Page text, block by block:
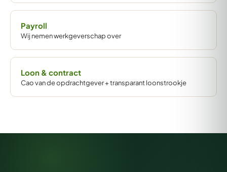
Payroll
Wij nemen werkgeverschap over
Loon & contract
Cao van de opdrachtgever + transparant loonstrookje